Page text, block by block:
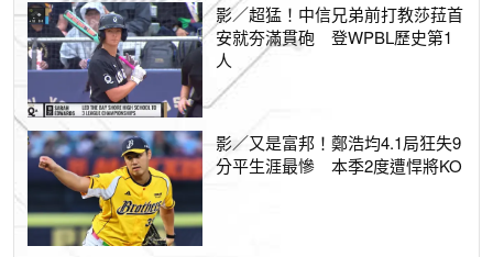
影／超猛！中信兄弟前打教莎菈首
安就夯滿貫砲 登WPBL歷史第1
人
影／又是富邦！鄭浩均4.1局狂失9
分平生涯最慘 本季2度遭悍將KO